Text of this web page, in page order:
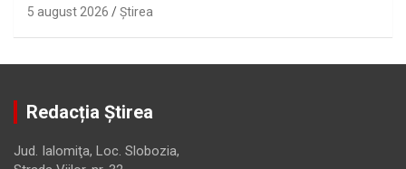
5 august 2026 Ştirea
Redacția Știrea
Jud. Ialomiţa, Loc. Slobozia,